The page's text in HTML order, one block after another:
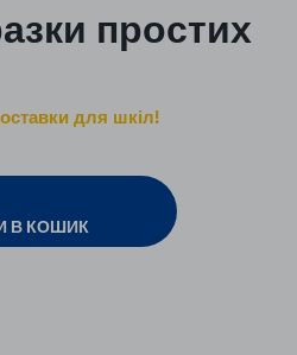
простих
для шкіл!
В КОШИК